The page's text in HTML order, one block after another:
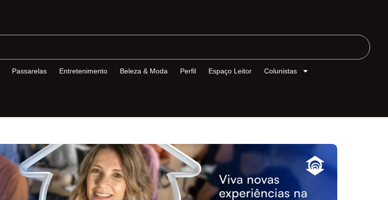
Passarelas Entretenimento Beleza & Moda Perfil Espaço Leitor Colunistas